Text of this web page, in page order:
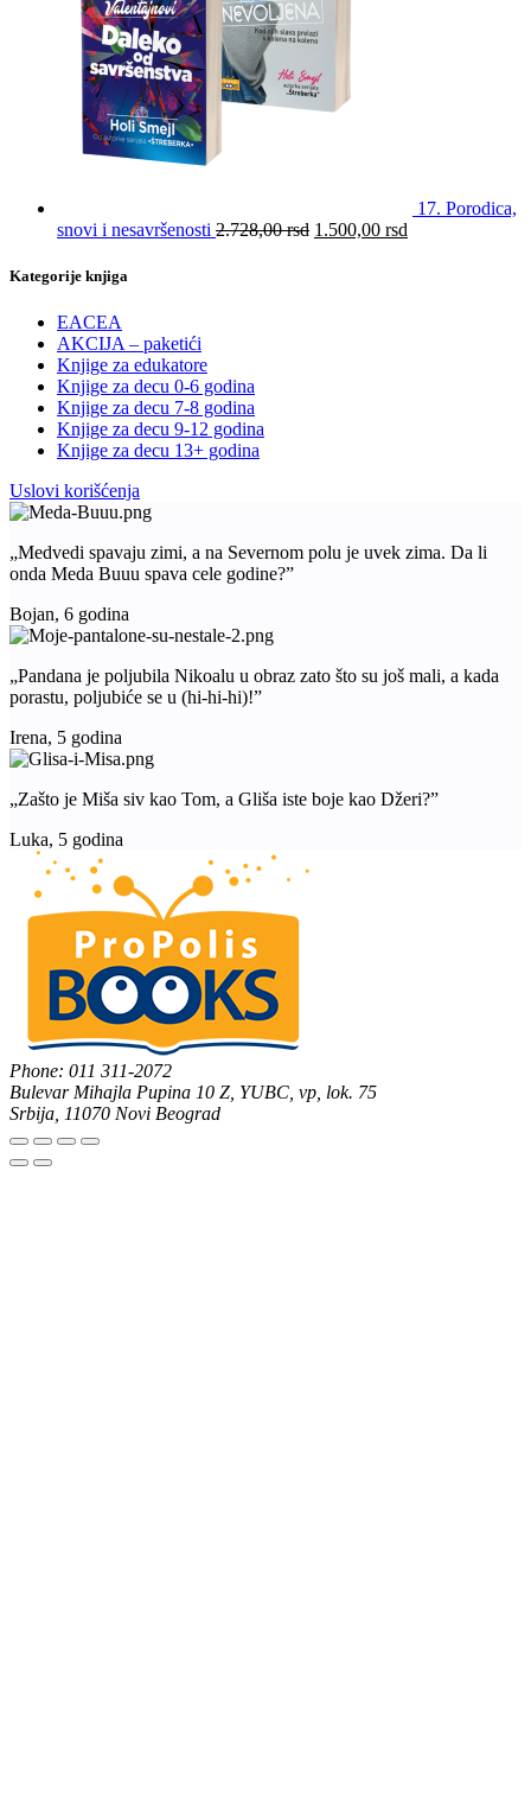
17. Porodica,
snovi i nesavršenosti 2.728,00rsd 1.500,00 rsd
Kategorije knjiga
EACEA
AKCIJA – paketići
Knjige za edukatore
Knjige za decu 0-6 godina
Knjige za decu 7-8 godina
Knjige za decu 9-12 godina
Knjige za decu 13+ godina
Uslovi korišćenja
„Medvedi spavaju zimi, a na Severnom polu je uvek zima. Da li
onda Meda Buuu spava cele godine?”
Bojan, 6 godina
„Pandana je poljubila Nikoalu u obraz zato što su još mali, a kada
porastu, poljubiće se u (hi-hi-hi)!”
Irena, 5 godina
„Zašto je Miša siv kao Tom, a Gliša iste boje kao Džeri?”
Luka, 5 godina
Phone: 011 311-2072
Bulevar Mihajla Pupina 10 Z, YUBC, vp, lok. 75
Srbija, 11070 Novi Beograd